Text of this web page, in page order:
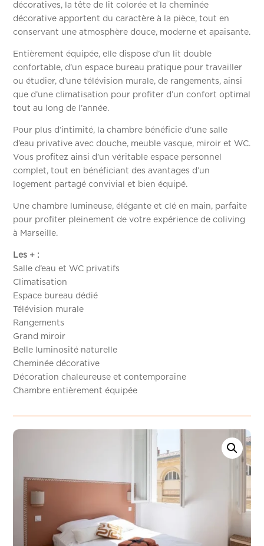
décoratives, la tête de lit colorée et la cheminée
décorative apportent du caractère à la pièce, tout en
conservant une atmosphère douce, moderne et apaisante.
Entièrement équipée, elle dispose d’un lit double
confortable, d’un espace bureau pratique pour travailler
ou étudier, d’une télévision murale, de rangements, ainsi
que d’une climatisation pour profiter d’un confort optimal
tout au long de l’année.
Pour plus d’intimité, la chambre bénéficie d’une salle
d’eau privative avec douche, meuble vasque, miroir et WC.
Vous profitez ainsi d’un véritable espace personnel
complet, tout en bénéficiant des avantages d’un
logement partagé convivial et bien équipé.
Une chambre lumineuse, élégante et clé en main, parfaite
pour profiter pleinement de votre expérience de coliving
à Marseille.
Les + :
Salle d’eau et WC privatifs
Climatisation
Espace bureau dédié
Télévision murale
Rangements
Grand miroir
Belle luminosité naturelle
Cheminée décorative
Décoration chaleureuse et contemporaine
Chambre entièrement équipée